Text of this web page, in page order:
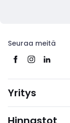
Seuraa meitä
Yritys